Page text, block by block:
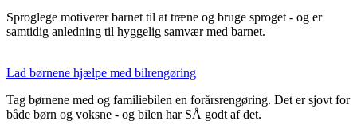
Sproglege motiverer barnet til at træne og bruge sproget - og er
samtidig anledning til hyggelig samvær med barnet.
Lad børnene hjælpe med bilrengøring
Tag børnene med og familiebilen en forårsrengøring. Det er sjovt for
både børn og voksne - og bilen har SÅ godt af det.